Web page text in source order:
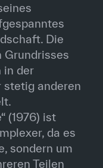
Die
Grundrisses
in der
stetig anderen
(1976) ist
da es
sondern um
Teilen